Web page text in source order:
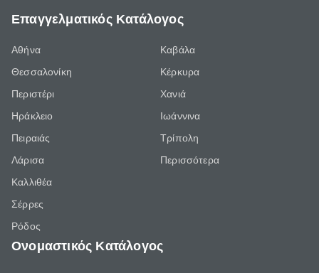
Επαγγελματικός Κατάλογος
Αθήνα
Θεσσαλονίκη
Περιστέρι
Ηράκλειο
Πειραιάς
Λάρισα
Καλλιθέα
Σέρρες
Ρόδος
Καβάλα
Κέρκυρα
Χανιά
Ιωάννινα
Τρίπολη
Περισσότερα
Ονομαστικός Κατάλογος